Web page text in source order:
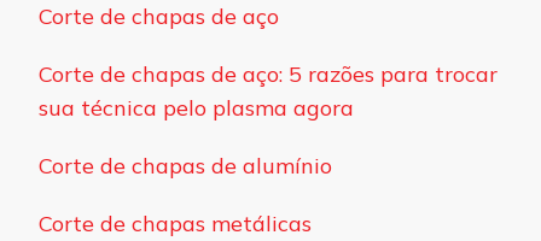
Corte de chapas de aço
Corte de chapas de aço: 5 razões para trocar
sua técnica pelo plasma agora
Corte de chapas de alumínio
Corte de chapas metálicas